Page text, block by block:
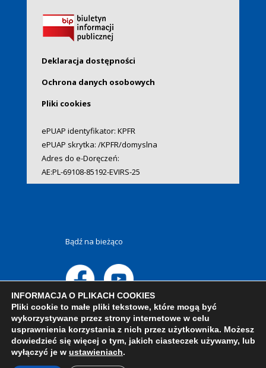
Deklaracja dostępności
Ochrona danych osobowych
Pliki cookies
ePUAP identyfikator: KPFR
ePUAP skrytka: /KPFR/domyslna
Adres do e-Doręczeń:
AE:PL-69108-85192-EVIRS-25
Bądź na bieżąco
INFORMACJA O PLIKACH COOKIES
Pliki cookie to małe pliki tekstowe, które mogą być
wykorzystywane przez strony internetowe w celu
usprawnienia korzystania z nich przez użytkownika. Możesz
dowiedzieć się więcej o tym, jakich ciasteczek używamy, lub
wyłączyć je w ustawieniach.